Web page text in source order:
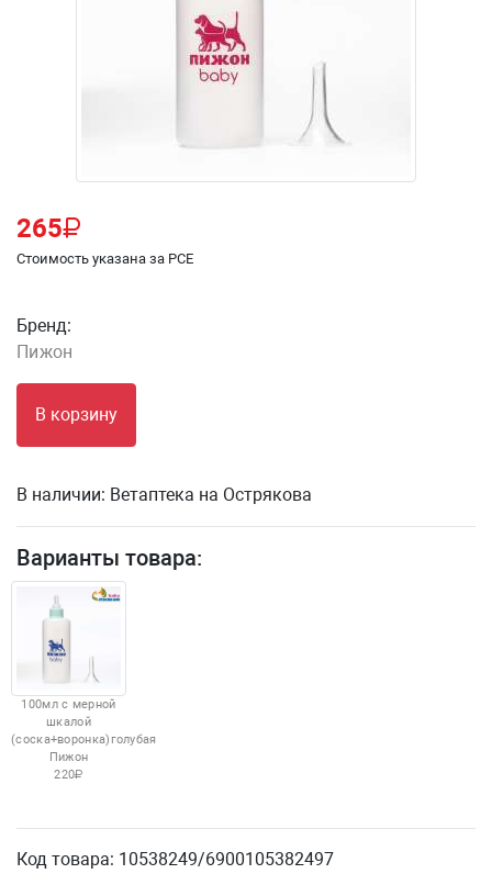
265
Стоимость указана за PCE
Бренд:
Пижон
В корзину
В наличии: Ветаптека на Острякова
Варианты товара:
100мл с мерной
шкалой
(соска+воронка)голубая
Пижон
220
Код товара: 10538249/6900105382497